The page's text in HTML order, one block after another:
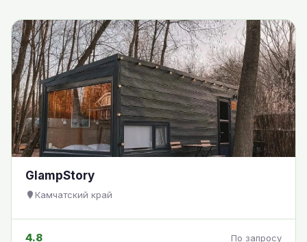
GlampStory
Камчатский край
4.8 По запросу